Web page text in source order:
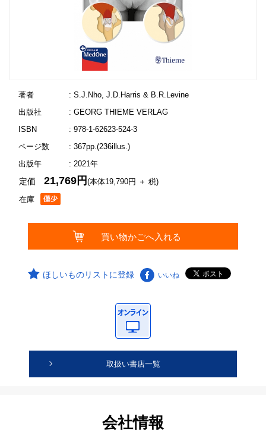
著者
: S.J.Nho, J.D.Harris & B.R.Levine
出版社
: GEORG THIEME VERLAG
ISBN
: 978-1-62623-524-3
ページ数
: 367pp.(236illus.)
出版年
: 2021年
在庫
定価21,769円(本体19,790円 ＋ 税)
ほしいものリストに登録 いいね
取扱い書店一覧
会社情報